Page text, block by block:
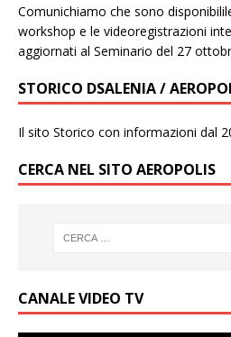
Comunichiamo che sono
workshop e le videoregistrazioni
aggiornati al Seminario del 27
STORICO DSALENIA /
Il sito Storico con informazioni dal
CERCA NEL SITO AEROPOLIS
CANALE VIDEO TV